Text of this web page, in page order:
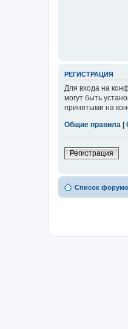
РЕГИСТРАЦИЯ
Для входа на
могут быть
принятыми на
Общие правила
Регистрация
Список